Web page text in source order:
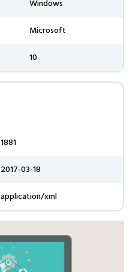
Windows
Microsoft
10
1881
2017-03-18
application/xml